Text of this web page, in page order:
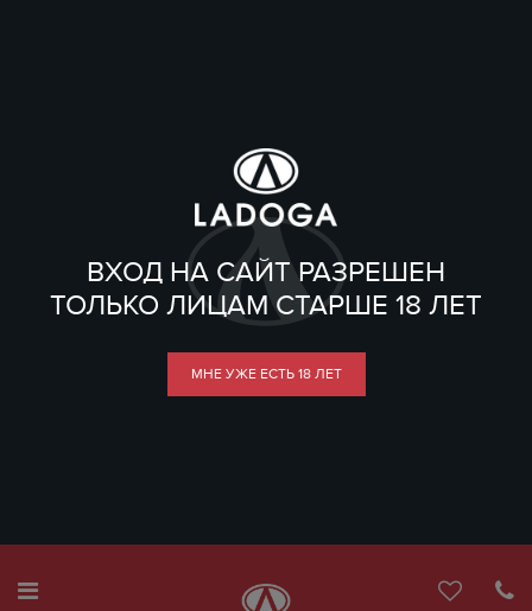
ВХОД НА САЙТ РАЗРЕШЕН
ТОЛЬКО ЛИЦАМ СТАРШЕ 18 ЛЕТ
МНЕ УЖЕ ЕСТЬ 18 ЛЕТ